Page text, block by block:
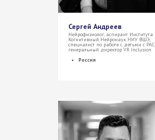
Сергей Андреев
Нейрофизиолог, аспирант Института
Когнитивный Нейронаук НИУ ВШЭ,
специалист по работе с детьми с РАС,
генеральный директор VR Inclusion
Россия